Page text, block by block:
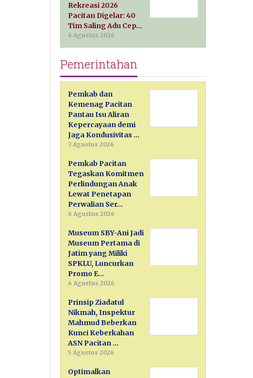
Rekreasi 2026
Pacitan Digelar: 40
Tim Saling Adu Cep…
6 Agustus 2026
Pemerintahan
Pemkab dan
Kemenag Pacitan
Pantau Isu Aliran
Kepercayaan demi
Jaga Kondusivitas …
7 Agustus 2026
Pemkab Pacitan
Tegaskan Komitmen
Perlindungan Anak
Lewat Penetapan
Perwalian Ser…
6 Agustus 2026
Museum SBY-Ani Jadi
Museum Pertama di
Jatim yang Miliki
SPKLU, Luncurkan
Promo E…
6 Agustus 2026
Prinsip Ziadatul
Nikmah, Inspektur
Mahmud Beberkan
Kunci Keberkahan
ASN Pacitan …
5 Agustus 2026
Optimalkan